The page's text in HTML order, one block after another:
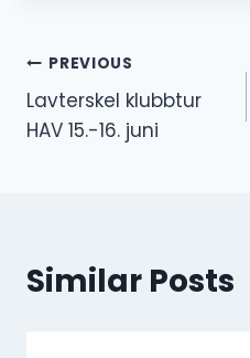
PREVIOUS
Lavterskel klubbtur
HAV 15.-16. juni
Similar Posts